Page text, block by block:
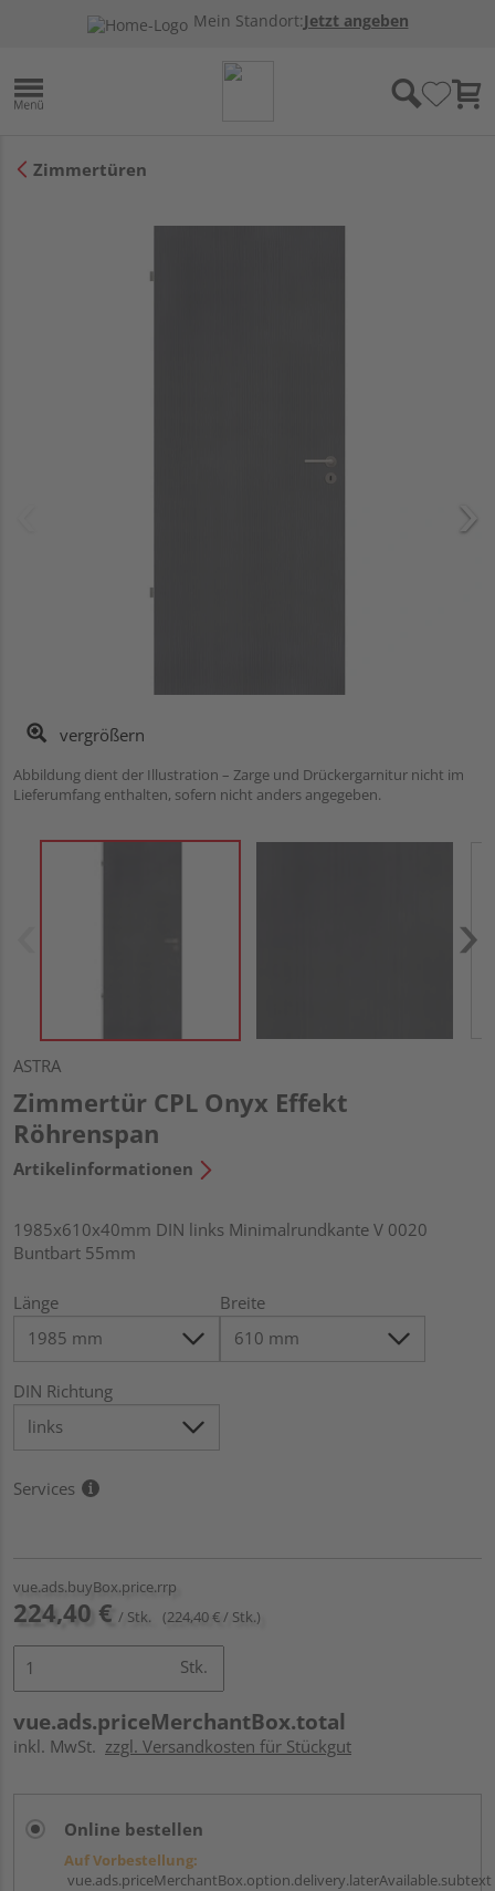
Mein Standort:Jetzt angeben
Zimmertüren
vergrößern
Abbildung dient der Illustration – Zarge und Drückergarnitur nicht im
Lieferumfang enthalten, sofern nicht anders angegeben.
ASTRA
Zimmertür CPL Onyx Effekt
Röhrenspan
Artikelinformationen
1985x610x40mm DIN links Minimalrundkante V 0020
Buntbart 55mm
Länge Breite
DIN Richtung
Services
vue.ads.buyBox.price.rrp
224,40 € / Stk. (224,40 € / Stk.)
Stk.
vue.ads.priceMerchantBox.total
inkl. MwSt. zzgl. Versandkosten für Stückgut
Online bestellen
Auf Vorbestellung:
vue.ads.priceMerchantBox.option.delivery.laterAvailable.subtext